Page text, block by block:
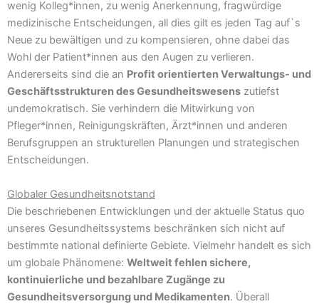
wenig Kolleg*innen, zu wenig Anerkennung, fragwürdige
medizinische Entscheidungen, all dies gilt es jeden Tag auf`s
Neue zu bewältigen und zu kompensieren, ohne dabei das
Wohl der Patient*innen aus den Augen zu verlieren.
Andererseits sind die an Profit orientierten Verwaltungs- und
Geschäftsstrukturen des Gesundheitswesens zutiefst
undemokratisch. Sie verhindern die Mitwirkung von
Pfleger*innen, Reinigungskräften, Ärzt*innen und anderen
Berufsgruppen an strukturellen Planungen und strategischen
Entscheidungen.
Globaler Gesundheitsnotstand
Die beschriebenen Entwicklungen und der aktuelle Status quo
unseres Gesundheitssystems beschränken sich nicht auf
bestimmte national definierte Gebiete. Vielmehr handelt es sich
um globale Phänomene: Weltweit fehlen sichere,
kontinuierliche und bezahlbare Zugänge zu
Gesundheitsversorgung und Medikamenten. Überall